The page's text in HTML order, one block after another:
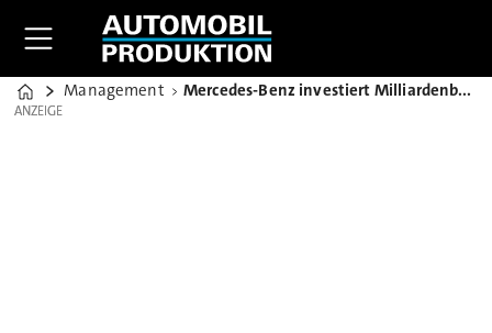
Home
Management Mercedes-Benz investiert Milliardenbetrag in Qualifizierung
ANZEIGE
ANZEIGE